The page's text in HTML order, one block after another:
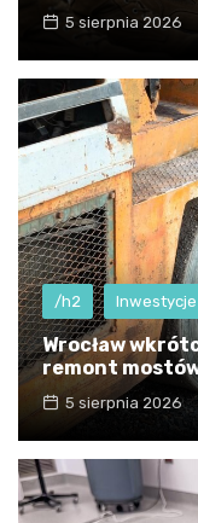
5 sierpnia 2026
/h2 Inwestycje
Wrocław
remont
5 sierpnia 2026